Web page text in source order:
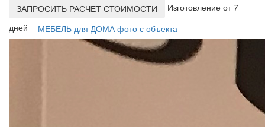
ЗАПРОСИТЬ РАСЧЕТ СТОИМОСТИ
Изготовление от 7
дней
МЕБЕЛЬ для ДОМА фото с объекта